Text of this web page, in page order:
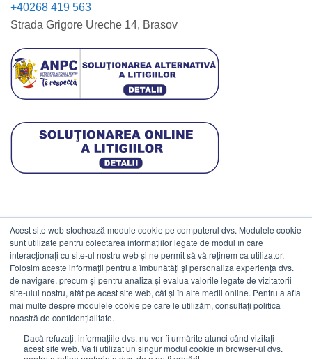
Acest site web stochează module cookie pe computerul dvs. Modulele cookie
sunt utilizate pentru colectarea informațiilor legate de modul în care
interacționați cu site-ul nostru web și ne permit să vă reținem ca utilizator.
Folosim aceste informații pentru a îmbunătăți și personaliza experiența dvs.
de navigare, precum și pentru analiza și evalua valorile legate de vizitatorii
site-ului nostru, atât pe acest site web, cât și în alte medii online. Pentru a afla
mai multe despre modulele cookie pe care le utilizăm, consultați politica
noastră de confidențialitate.
Dacă refuzați, informațiile dvs. nu vor fi urmărite atunci când vizitați
acest site web. Va fi utilizat un singur modul cookie în browser-ul dvs.
+40268 419 563
Strada Grigore Ureche 14, Brasov
DATE COMERCIALE
ESTICO S.R.L.
CIF: RO1094402.
Reg.Com: J08/469/1991.